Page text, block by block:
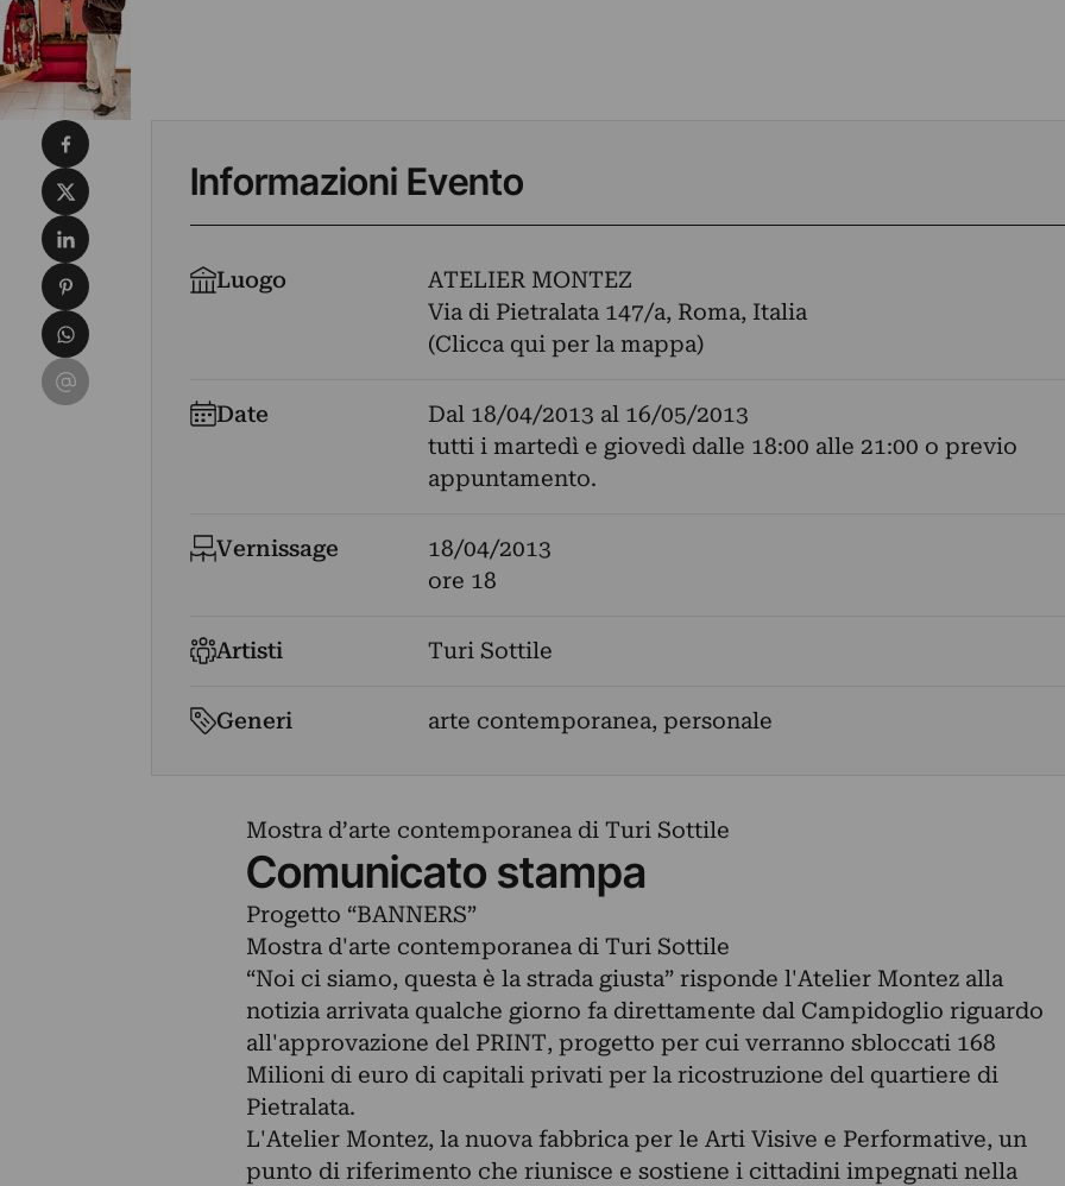
Informazioni Evento
Luogo
ATELIER MONTEZ
Via di Pietralata 147/a, Roma, Italia
(Clicca qui per la mappa)
Date Dal 18/04/2013 al 16/05/2013
tutti i martedì e giovedì dalle 18:00 alle 21:00 o previo
appuntamento.
Vernissage
18/04/2013
ore 18
Artisti Turi Sottile
Generi arte contemporanea, personale
Mostra d’arte contemporanea di Turi Sottile
Comunicato stampa
Progetto “BANNERS”
Mostra d'arte contemporanea di Turi Sottile
“Noi ci siamo, questa è la strada giusta” risponde l'Atelier Montez alla
notizia arrivata qualche giorno fa direttamente dal Campidoglio riguardo
all'approvazione del PRINT, progetto per cui verranno sbloccati 168
Milioni di euro di capitali privati per la ricostruzione del quartiere di
Pietralata.
L'Atelier Montez, la nuova fabbrica per le Arti Visive e Performative, un
punto di riferimento che riunisce e sostiene i cittadini impegnati nella
Condividi su Facebook
Condividi su X
Condividi su LinkedIn
Condividi su Pinterest
Condividi su WhatsApp
Condividi su Email